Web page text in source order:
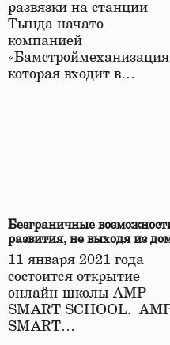
развязки на станции
Тында начато
компанией
которая входит в…
Безграничные
развития, не выходя из
11 января 2021 года
состоится открытие
онлайн-школы АМР
SMART SCHOOL.
SMART…